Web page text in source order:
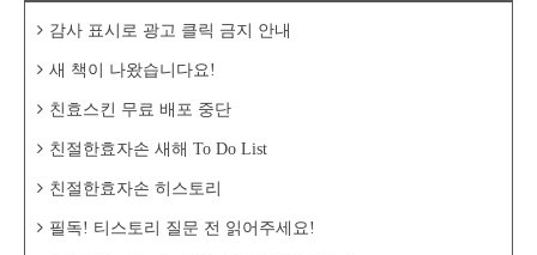
감사 표시로 광고 클릭 금지 안내
새 책이 나왔습니다요!
친효스킨 무료 배포 중단
친절한효자손 새해 To Do List
친절한효자손 히스토리
필독! 티스토리 질문 전 읽어주세요!